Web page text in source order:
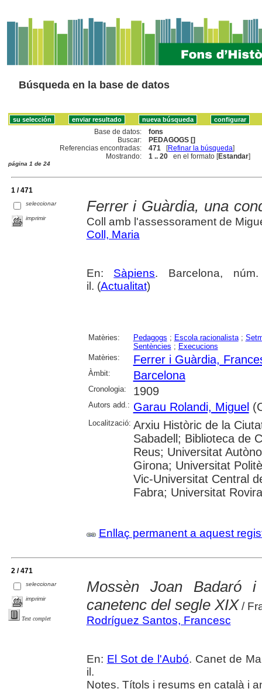
Búsqueda en la base de datos
Base de datos:
fons
Buscar:
PEDAGOGS []
Referencias encontradas:
471 [Refinar la búsqueda]
Mostrando:
1 .. 20 en el formato [Estandar]
página 1 de 24
1 / 471
seleccionar
imprimir
Ferrer i Guàrdia, una
Coll amb l'assessorament de
Coll, Maria
En: Sàpiens. Barcelona,
il. (Actualitat)
Matèries: Pedagogs ; Escola racionalista;
Sentències ; Execucions
Matèries:
Ferrer i Guàrdia,
Àmbit: Barcelona
Cronologia: 1909
Autors add.: Garau Rolandi, Miguel
Localització: Arxiu Històric de la
Sabadell; Biblioteca de
Reus; Universitat
Girona; Universitat
Vic-Universitat Central
Fabra; Universitat
Enllaç permanent a aquest
2 / 471
seleccionar
imprimir
Text complet
Mossèn Joan Badaró i
canetenc del segle XIX /
Rodríguez Santos, Francesc
En: El Sot de l'Aubó. Canet de
il.
Notes. Títols i resums en català i